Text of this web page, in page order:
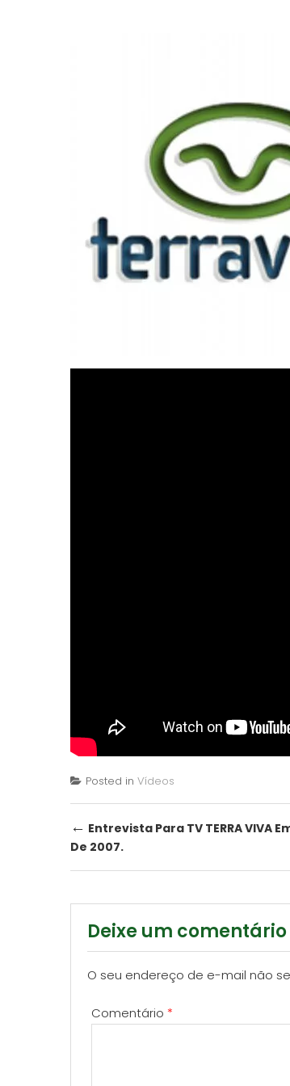
Posted in Vídeos
Post
navigation
← Entrevista Para TV TERRA VIVA
De 2007.
Deixe um comentário
O seu endereço de e-mail não
Comentário *